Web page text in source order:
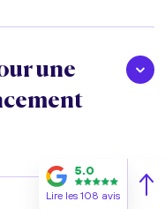
une
5.0
Lire les 108 avis